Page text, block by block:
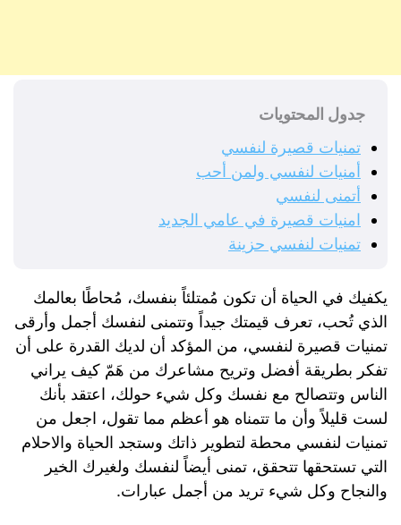
جدول المحتويات
تمنيات قصيرة لنفسي
أمنيات لنفسي ولمن أحب
أتمنى لنفسي
امنيات قصيرة في عامي الجديد
تمنيات لنفسي حزينة
يكفيك في الحياة أن تكون مُمتلئاً بنفسك، مُحاطًا بعالمك
الذي تُحب، تعرف قيمتك جيداً وتتمنى لنفسك أجمل وأرقى
تمنيات قصيرة لنفسي، من المؤكد أن لديك القدرة على أن
تفكر بطريقة أفضل وتريح مشاعرك من هَمّ كيف يراني
الناس وتتصالح مع نفسك وكل شيء حولك، اعتقد بأنك
لست قليلاً وأن ما تتمناه هو أعظم مما تقول، اجعل من
تمنيات لنفسي محطة لتطوير ذاتك وستجد الحياة والاحلام
التي تستحقها تتحقق، تمنى أيضاً لنفسك ولغيرك الخير
والنجاح وكل شيء تريد من أجمل عبارات.